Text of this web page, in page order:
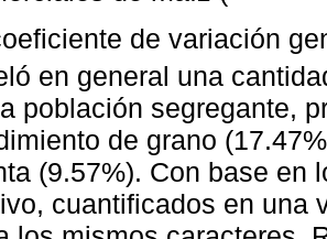
de variación
en general una
población segregante,
de grano
(9.57%). Con base en
cuantificados en una